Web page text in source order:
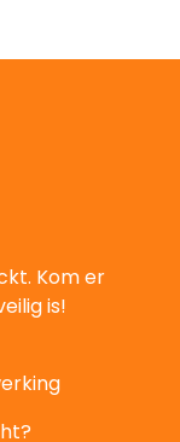
Kom er
is!